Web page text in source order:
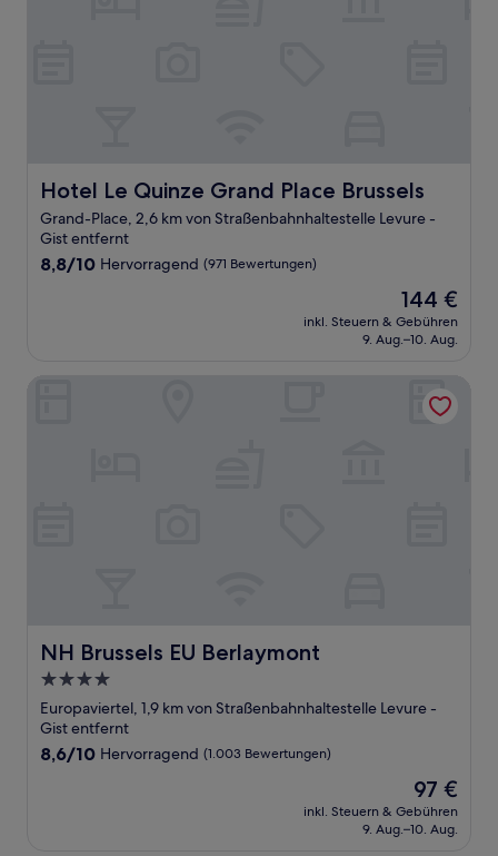
Hotel Le Quinze Grand Place Brussels
Hotel Le Quinze Grand Place Brussels
Grand-Place, 2,6 km von Straßenbahnhaltestelle Levure -
Gist entfernt
8.8
8,8/10 Hervorragend (971 Bewertungen)
Der
Preis
beträgt
144 €
inkl. Steuern & Gebühren
9. Aug.–10. Aug.
NH Brussels EU Berlaymont
NH Brussels EU Berlaymont
4.0-
Sterne-
Unterkunft
Europaviertel, 1,9 km von Straßenbahnhaltestelle Levure -
Gist entfernt
8.6
8,6/10 Hervorragend (1.003 Bewertungen)
Der
Preis
beträgt
97 €
inkl. Steuern & Gebühren
9. Aug.–10. Aug.